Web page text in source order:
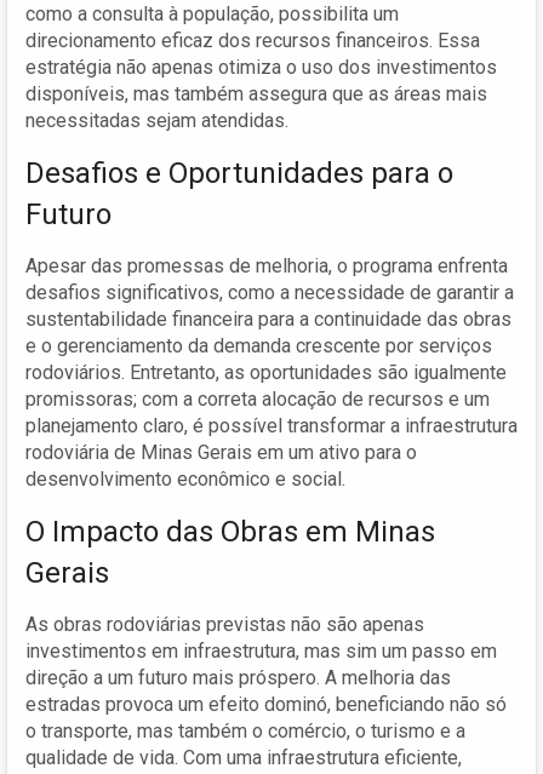
como a consulta à população, possibilita um
direcionamento eficaz dos recursos financeiros. Essa
estratégia não apenas otimiza o uso dos investimentos
disponíveis, mas também assegura que as áreas mais
necessitadas sejam atendidas.
Desafios e Oportunidades para o
Futuro
Apesar das promessas de melhoria, o programa enfrenta
desafios significativos, como a necessidade de garantir a
sustentabilidade financeira para a continuidade das obras
e o gerenciamento da demanda crescente por serviços
rodoviários. Entretanto, as oportunidades são igualmente
promissoras; com a correta alocação de recursos e um
planejamento claro, é possível transformar a infraestrutura
rodoviária de Minas Gerais em um ativo para o
desenvolvimento econômico e social.
O Impacto das Obras em Minas
Gerais
As obras rodoviárias previstas não são apenas
investimentos em infraestrutura, mas sim um passo em
direção a um futuro mais próspero. A melhoria das
estradas provoca um efeito dominó, beneficiando não só
o transporte, mas também o comércio, o turismo e a
qualidade de vida. Com uma infraestrutura eficiente,